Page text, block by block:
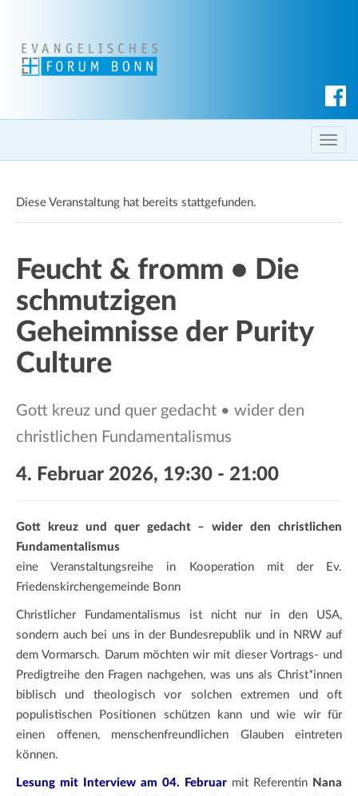
c
h T
o
l
Diese Veranstaltung hat bereits stattgefunden.
Feucht & fromm • Die
schmutzigen
Geheimnisse der Purity
Culture
Gott kreuz und quer gedacht • wider den
christlichen Fundamentalismus
4. Februar 2026, 19:30 - 21:00
Gott kreuz und quer gedacht –wider den christlichen
Fundamentalismus
eine Veranstaltungsreihe in Kooperation mit der Ev.
Friedenskirchengemeinde Bonn
Christlicher Fundamentalismus ist nicht nur in den USA,
sondern auch bei uns in der Bundesrepublik und in NRW auf
dem Vormarsch. Darum möchten wir mit dieser Vortrags- und
Predigtreihe den Fragen nachgehen, was uns als Christ*innen
biblisch und theologisch vor solchen extremen und oft
populistischen Positionen schützen kann und wie wir für
einen offenen, menschenfreundlichen Glauben eintreten
können.
Lesung mit Interview am 04. Februar mit Referentin Nana